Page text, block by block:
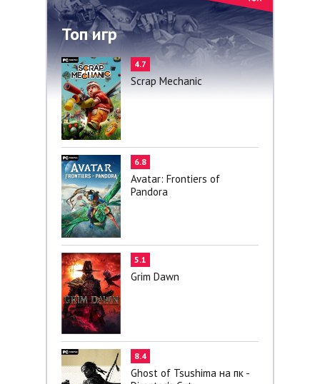
Топ игр
4.7
Scrap Mechanic
6.8
Avatar: Frontiers of
Pandora
5.1
Grim Dawn
8.4
Ghost of Tsushima на пк -